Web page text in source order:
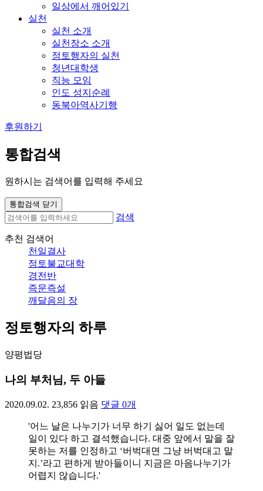
일상에서 깨어있기
실천
실천 소개
실천장소 소개
정토행자의 실천
청년대학생
직능 모임
인도 성지순례
동북아역사기행
후원하기
통합검색
원하시는 검색어를 입력해 주세요
통합검색 닫기
검색
추천 검색어
천일결사
정토불교대학
경전반
즉문즉설
깨달음의 장
정토행자의 하루
양평법당
나의 부처님, 두 아들
2020.09.02. 23,856 읽음 댓글 0개
'어느 날은 나누기가 너무 하기 싫어 일도 없는데
일이 있다 하고 결석했습니다. 대중 앞에서 말을 잘
못하는 저를 인정하고 ‘버벅대면 그냥 버벅대고 말
지.’라고 편하게 받아들이니 지금은 마음나누기가
어렵지 않습니다.'